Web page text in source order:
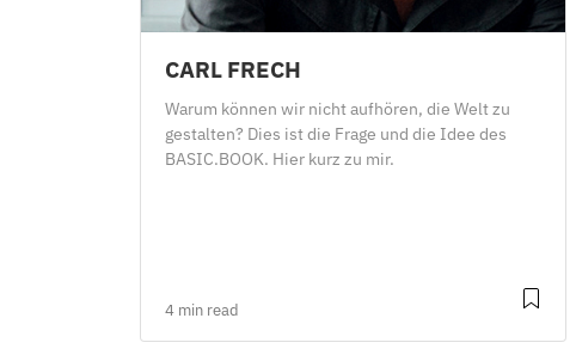
CARL FRECH
Warum können wir nicht aufhören, die Welt zu
gestalten? Dies ist die Frage und die Idee des
BASIC.BOOK. Hier kurz zu mir.
4 min read